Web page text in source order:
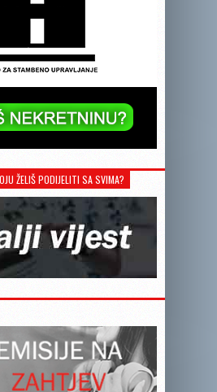
ŽELIŠ PODIJELITI SA SVIMA?